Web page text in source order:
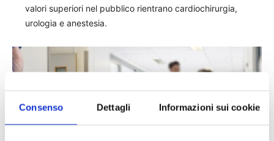
Consenso Dettagli Informazioni sui cookie
valori superiori nel pubblico rientrano cardiochirurgia,
urologia e anestesia.